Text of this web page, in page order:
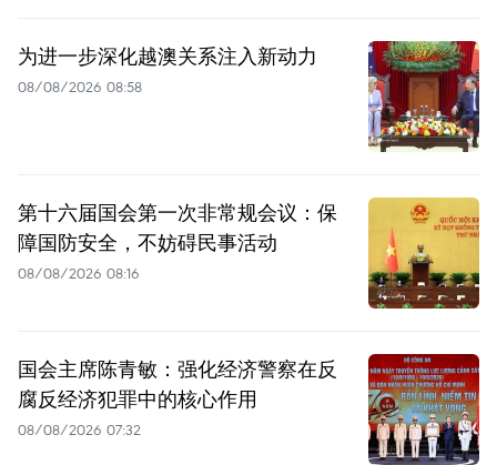
为进一步深化越澳关系注入新动力
08/08/2026 08:58
第十六届国会第一次非常规会议：保
障国防安全，不妨碍民事活动
08/08/2026 08:16
国会主席陈青敏：强化经济警察在反
腐反经济犯罪中的核心作用
08/08/2026 07:32